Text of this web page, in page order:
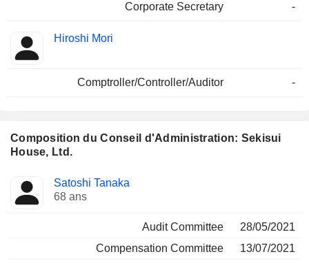
Corporate Secretary
-
Hiroshi Mori
Comptroller/Controller/Auditor -
Composition du Conseil d'Administration: Sekisui
House, Ltd.
Administrateur Comités
Satoshi Tanaka
68 ans
Audit Committee
28/05/2021
Compensation Committee
13/07/2021